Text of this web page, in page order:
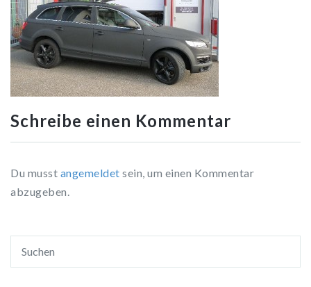
Schreibe einen Kommentar
Du musst angemeldet sein, um einen Kommentar
abzugeben.